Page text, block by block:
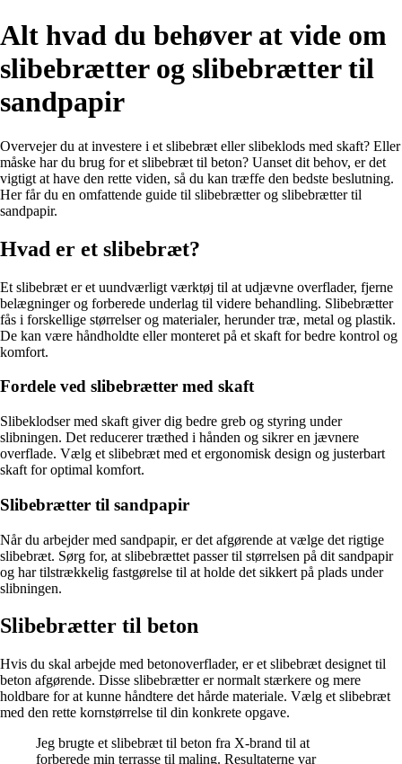
Alt hvad du behøver at vide om
slibebrætter og slibebrætter til
sandpapir
Overvejer du at investere i et slibebræt eller slibeklods med skaft? Eller
måske har du brug for et slibebræt til beton? Uanset dit behov, er det
vigtigt at have den rette viden, så du kan træffe den bedste beslutning.
Her får du en omfattende guide til slibebrætter og slibebrætter til
sandpapir.
Hvad er et slibebræt?
Et slibebræt er et uundværligt værktøj til at udjævne overflader, fjerne
belægninger og forberede underlag til videre behandling. Slibebrætter
fås i forskellige størrelser og materialer, herunder træ, metal og plastik.
De kan være håndholdte eller monteret på et skaft for bedre kontrol og
komfort.
Fordele ved slibebrætter med skaft
Slibeklodser med skaft giver dig bedre greb og styring under
slibningen. Det reducerer træthed i hånden og sikrer en jævnere
overflade. Vælg et slibebræt med et ergonomisk design og justerbart
skaft for optimal komfort.
Slibebrætter til sandpapir
Når du arbejder med sandpapir, er det afgørende at vælge det rigtige
slibebræt. Sørg for, at slibebrættet passer til størrelsen på dit sandpapir
og har tilstrækkelig fastgørelse til at holde det sikkert på plads under
slibningen.
Slibebrætter til beton
Hvis du skal arbejde med betonoverflader, er et slibebræt designet til
beton afgørende. Disse slibebrætter er normalt stærkere og mere
holdbare for at kunne håndtere det hårde materiale. Vælg et slibebræt
med den rette kornstørrelse til din konkrete opgave.
Jeg brugte et slibebræt til beton fra X-brand til at
forberede min terrasse til maling. Resultaterne var